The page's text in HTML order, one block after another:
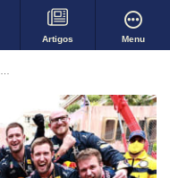
Artigos Menu